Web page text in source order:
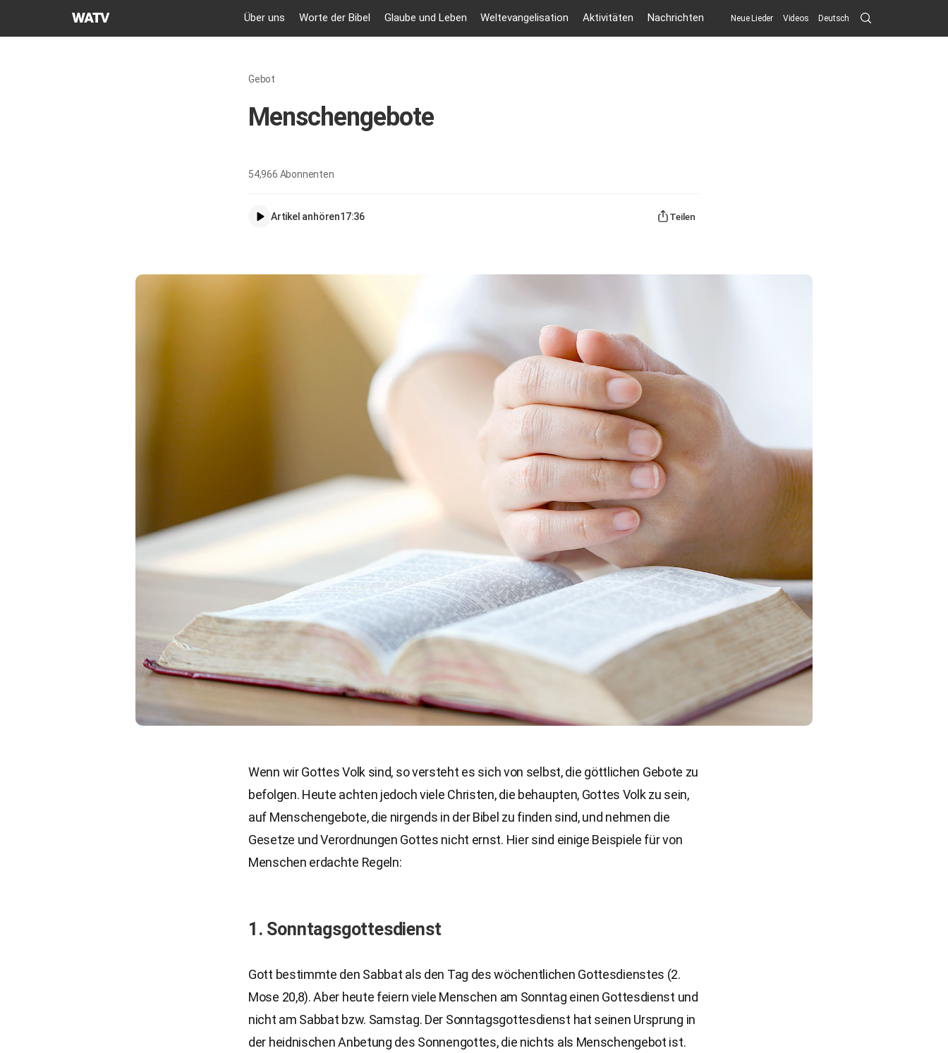
GEMEINDE
Über uns Worte der Bibel Glaube und Leben Weltevangelisation Aktivitäten Nachrichten Neue Lieder Videos Deutsch Search
Submit
Gebot
Menschengebote
54,966 Abonnenten
Artikel anhören17:36 Teilen
Wenn wir Gottes Volk sind, so versteht es sich von selbst, die göttlichen Gebote zu
befolgen. Heute achten jedoch viele Christen, die behaupten, Gottes Volk zu sein,
auf Menschengebote, die nirgends in der Bibel zu finden sind, und nehmen die
Gesetze und Verordnungen Gottes nicht ernst. Hier sind einige Beispiele für von
Menschen erdachte Regeln:
1. Sonntagsgottesdienst
Gott bestimmte den Sabbat als den Tag des wöchentlichen Gottesdienstes (2.
Mose 20,8). Aber heute feiern viele Menschen am Sonntag einen Gottesdienst und
nicht am Sabbat bzw. Samstag. Der Sonntagsgottesdienst hat seinen Ursprung in
der heidnischen Anbetung des Sonnengottes, die nichts als Menschengebot ist.